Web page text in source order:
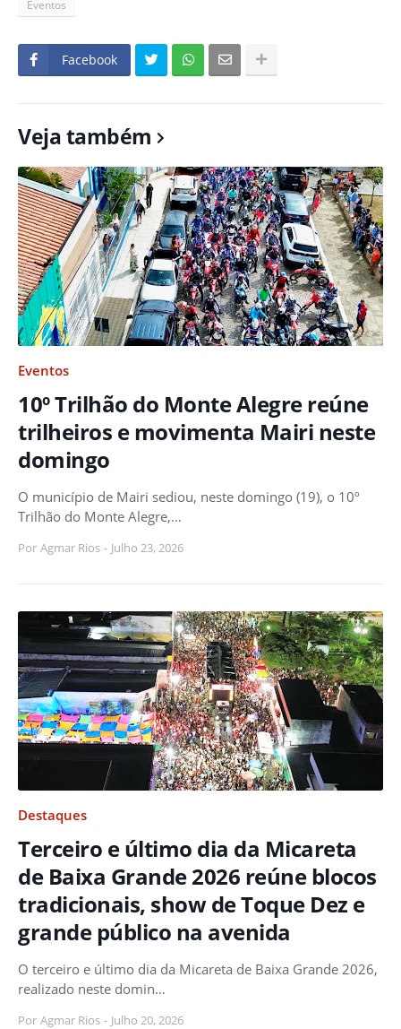
Eventos
Facebook
Veja também
Eventos
10º Trilhão do Monte Alegre reúne
trilheiros e movimenta Mairi neste
domingo
O município de Mairi sediou, neste domingo (19), o 10º
Trilhão do Monte Alegre,…
Por Agmar Rios - Julho 23, 2026
Destaques
Terceiro e último dia da Micareta
de Baixa Grande 2026 reúne blocos
tradicionais, show de Toque Dez e
grande público na avenida
O terceiro e último dia da Micareta de Baixa Grande 2026,
realizado neste domin…
Por Agmar Rios - Julho 20, 2026